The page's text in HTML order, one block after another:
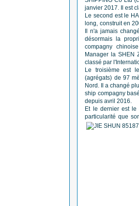
janvier 2017. Il est
Le second est le
long, construit en
Il n'a jamais
désormais la
compagny
Manager la SHEN
classé par
Le troisième est
(agrégats) de 97
Nord. Il a changé
ship compagny
depuis avril 2016.
Et le dernier est le
particularité que